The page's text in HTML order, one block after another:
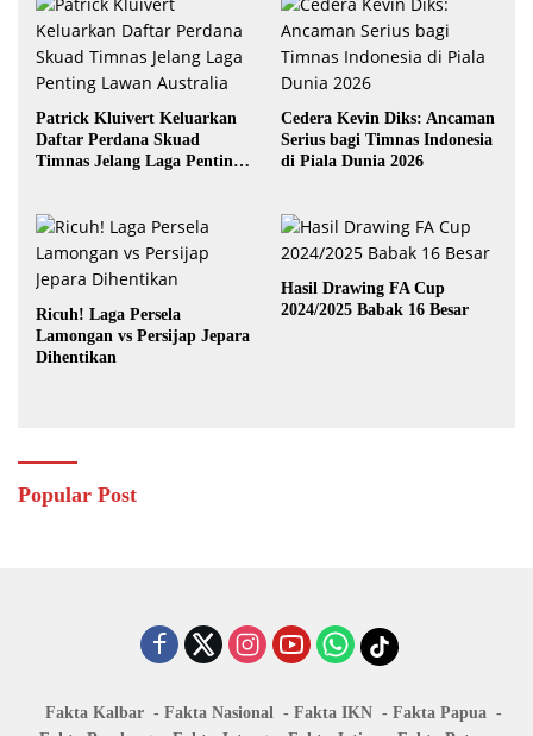
Patrick Kluivert Keluarkan
Daftar Perdana Skuad
Timnas Jelang Laga Penting
Cedera Kevin Diks: Ancaman
Serius bagi Timnas Indonesia
di Piala Dunia 2026
Ricuh! Laga Persela
Lamongan vs Persijap Jepara
Dihentikan
Hasil Drawing FA Cup
2024/2025 Babak 16 Besar
Popular Post
Fakta Kalbar Fakta Nasional Fakta IKN
Fakta Papua